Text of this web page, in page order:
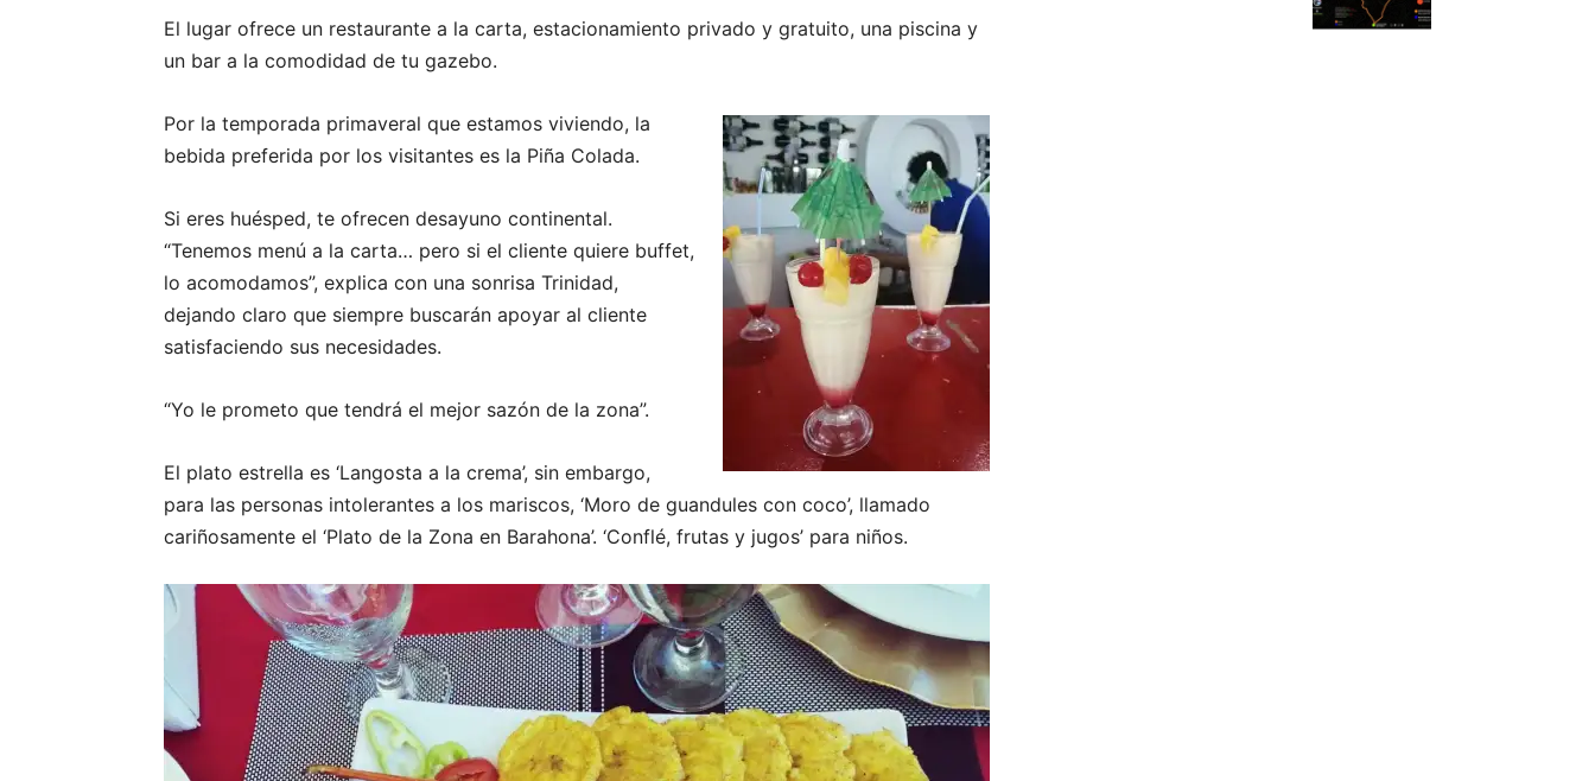
El lugar ofrece un restaurante a la carta, estacionamiento privado y gratuito, una piscina y
un bar a la comodidad de tu gazebo.
Por la temporada primaveral que estamos viviendo, la
bebida preferida por los visitantes es la Piña Colada.
Si eres huésped, te ofrecen desayuno continental.
“Tenemos menú a la carta… pero si el cliente quiere buffet,
lo acomodamos”, explica con una sonrisa Trinidad,
dejando claro que siempre buscarán apoyar al cliente
satisfaciendo sus necesidades.
“Yo le prometo que tendrá el mejor sazón de la zona”.
El plato estrella es ‘Langosta a la crema’, sin embargo,
para las personas intolerantes a los mariscos, ‘Moro de guandules con coco’, llamado
cariñosamente el ‘Plato de la Zona en Barahona’. ‘Conflé, frutas y jugos’ para niños.